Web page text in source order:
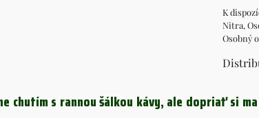
Nitra,
Osobný
chutím s rannou šálkou kávy, ale dopriať si